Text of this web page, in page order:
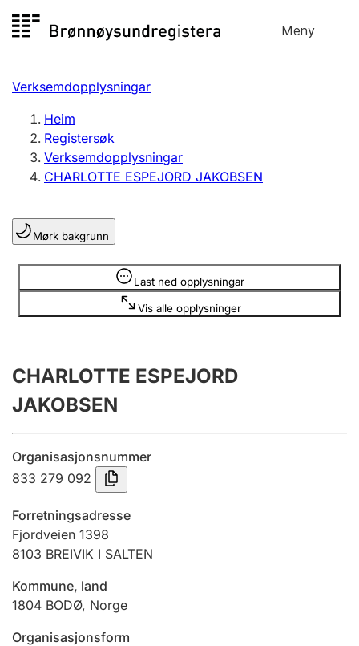
til
Meny
Registersøk
Aksjeselskap
Enkeltpersonføretak
Registrere, endre, slette
Lag og foreining
Registrere, endre, slette
Årsrekneskap
Innsending og forseinkingsgebyr
Tinglysing
Jeger
Betaling og jegeravgiftskort
Ektepaktrettleiaren
Verksemdopplysningar
Heim
Registersøk
Verksemdopplysningar
CHARLOTTE ESPEJORD JAKOBSEN
Mørk bakgrunn
Last ned opplysningar
Vis alle opplysninger
Opplysninger er skjult
CHARLOTTE ESPEJORD
JAKOBSEN
Organisasjonsnummer
833 279 092
Forretningsadresse
Fjordveien 1398
8103 BREIVIK I SALTEN
Kommune, land
1804 BODØ, Norge
Organisasjonsform